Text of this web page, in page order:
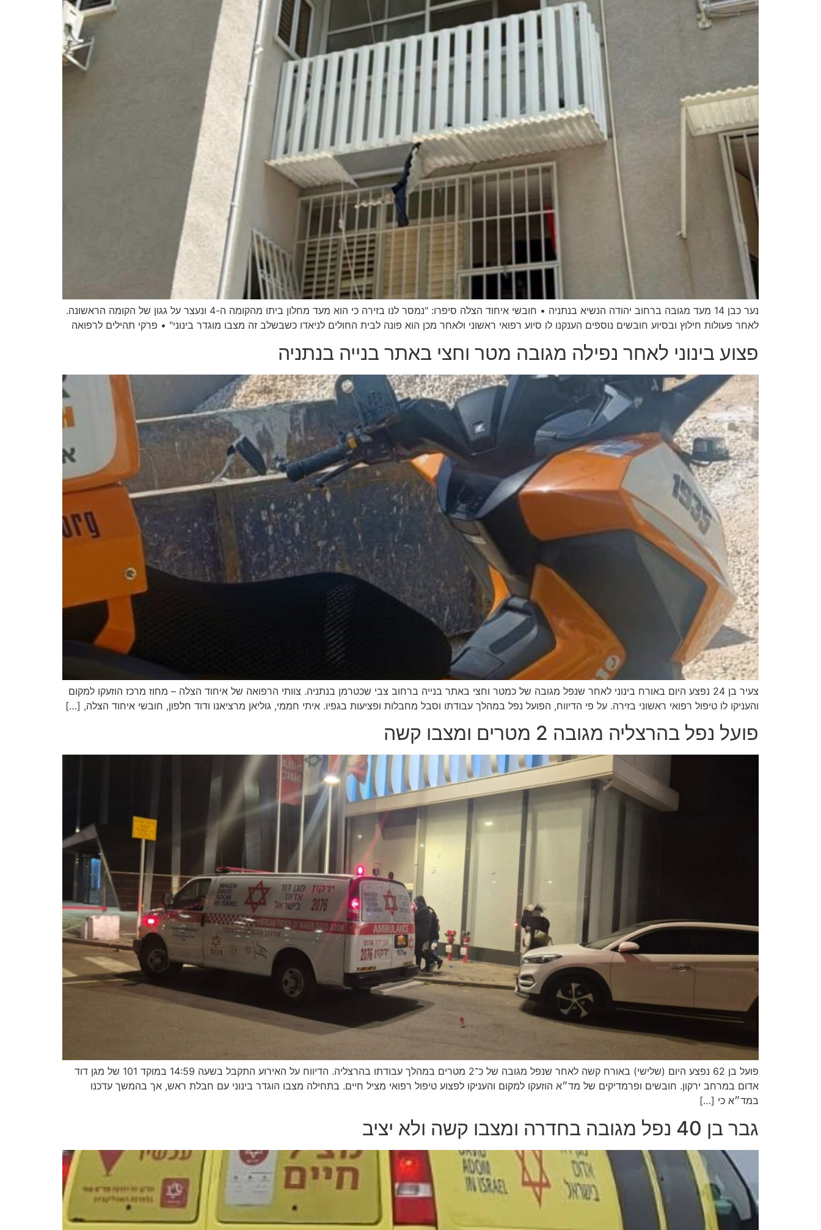
נער כבן 14 מעד מגובה ברחוב יהודה הנשיא בנתניה • חובשי איחוד הצלה סיפרו: "נמסר לנו בזירה כי הוא מעד מחלון ביתו מהקומה ה-4 ונעצר על גגון של הקומה הראשונה.
לאחר פעולות חילוץ ובסיוע חובשים נוספים הענקנו לו סיוע רפואי ראשוני ולאחר מכן הוא פונה לבית החולים לניאדו כשבשלב זה מצבו מוגדר בינוני" • פרקי תהילים לרפואה
פצוע בינוני לאחר נפילה מגובה מטר וחצי באתר בנייה בנתניה
צעיר בן 24 נפצע היום באורח בינוני לאחר שנפל מגובה של כמטר וחצי באתר בנייה ברחוב צבי שכטרמן בנתניה. צוותי הרפואה של איחוד הצלה – מחוז מרכז הוזעקו למקום
והעניקו לו טיפול רפואי ראשוני בזירה. על פי הדיווח, הפועל נפל במהלך עבודתו וסבל מחבלות ופציעות בגפיו. איתי חממי, גוליאן מרציאנו ודוד חלפון, חובשי איחוד הצלה, […]
פועל נפל בהרצליה מגובה 2 מטרים ומצבו קשה
פועל בן 62 נפצע היום (שלישי) באורח קשה לאחר שנפל מגובה של כ־2 מטרים במהלך עבודתו בהרצליה. הדיווח על האירוע התקבל בשעה 14:59 במוקד 101 של מגן דוד
אדום במרחב ירקון. חובשים ופרמדיקים של מד״א הוזעקו למקום והעניקו לפצוע טיפול רפואי מציל חיים. בתחילה מצבו הוגדר בינוני עם חבלת ראש, אך בהמשך עדכנו
במד״א כי […]
גבר בן 40 נפל מגובה בחדרה ומצבו קשה ולא יציב